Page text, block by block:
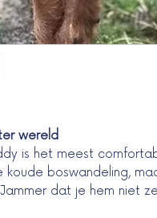
wereld
is het meest
boswandeling,
dat je hem niet